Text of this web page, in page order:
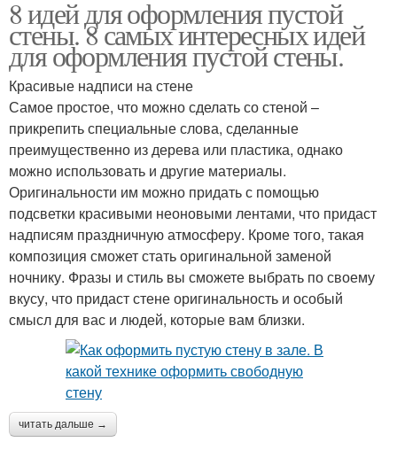
8 идей для оформления пустой
стены. 8 самых интересных идей
для оформления пустой стены.
Красивые надписи на стене
Самое простое, что можно сделать со стеной –
прикрепить специальные слова, сделанные
преимущественно из дерева или пластика, однако
можно использовать и другие материалы.
Оригинальности им можно придать с помощью
подсветки красивыми неоновыми лентами, что придаст
надписям праздничную атмосферу. Кроме того, такая
композиция сможет стать оригинальной заменой
ночнику. Фразы и стиль вы сможете выбрать по своему
вкусу, что придаст стене оригинальность и особый
смысл для вас и людей, которые вам близки.
читать дальше →